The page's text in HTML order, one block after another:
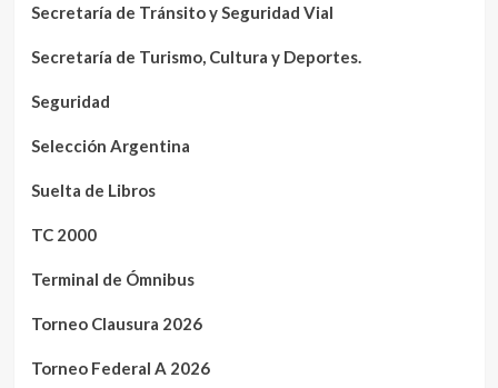
Secretaría de Tránsito y Seguridad Vial
Secretaría de Turismo, Cultura y Deportes.
Seguridad
Selección Argentina
Suelta de Libros
TC 2000
Terminal de Ómnibus
Torneo Clausura 2026
Torneo Federal A 2026